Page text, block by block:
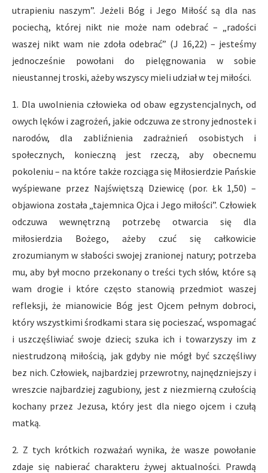
utrapieniu naszym”. Jeżeli Bóg i Jego Miłość są dla nas
pociechą, której nikt nie może nam odebrać – „radości
waszej nikt wam nie zdoła odebrać” (J 16,22) – jesteśmy
jednocześnie powołani do pielęgnowania w sobie
nieustannej troski, ażeby wszyscy mieli udział w tej miłości.
1. Dla uwolnienia człowieka od obaw egzystencjalnych, od
owych lęków i zagrożeń, jakie odczuwa ze strony jednostek i
narodów, dla zabliźnienia zadrażnień osobistych i
społecznych, konieczną jest rzeczą, aby obecnemu
pokoleniu – na które także rozciąga się Miłosierdzie Pańskie
wyśpiewane przez Najświętszą Dziewicę (por. Łk 1,50) –
objawiona została „tajemnica Ojca i Jego miłości”. Człowiek
odczuwa wewnętrzną potrzebę otwarcia się dla
miłosierdzia Bożego, ażeby czuć się całkowicie
zrozumianym w słabości swojej zranionej natury; potrzeba
mu, aby był mocno przekonany o treści tych słów, które są
wam drogie i które często stanowią przedmiot waszej
refleksji, że mianowicie Bóg jest Ojcem pełnym dobroci,
który wszystkimi środkami stara się pocieszać, wspomagać
i uszczęśliwiać swoje dzieci; szuka ich i towarzyszy im z
niestrudzoną miłością, jak gdyby nie mógł być szczęśliwy
bez nich. Człowiek, najbardziej przewrotny, najnędzniejszy i
wreszcie najbardziej zagubiony, jest z nie­zmierną czułością
kochany przez Jezusa, który jest dla niego ojcem i czułą
matką.
2. Z tych krótkich rozważań wynika, że wasze powołanie
zdaje się nabierać charakteru żywej aktualności. Prawdą